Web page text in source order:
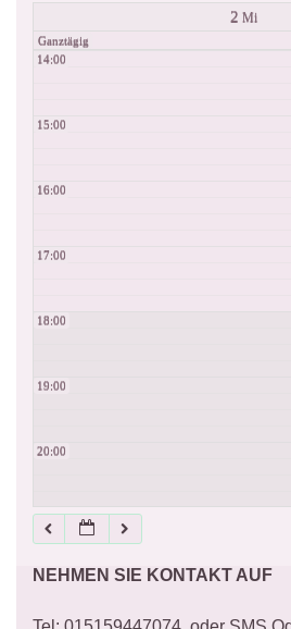
2 Mi
Ganztägig
14:00
15:00
16:00
17:00
18:00
19:00
20:00
21:00
22:00
NEHMEN SIE KONTAKT AUF